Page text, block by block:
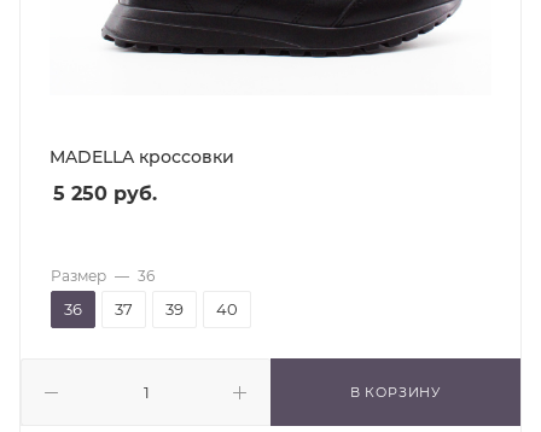
MADELLA кроссовки
5 250 руб.
В КОРЗИНУ
Размер — 36
36 37 39 40